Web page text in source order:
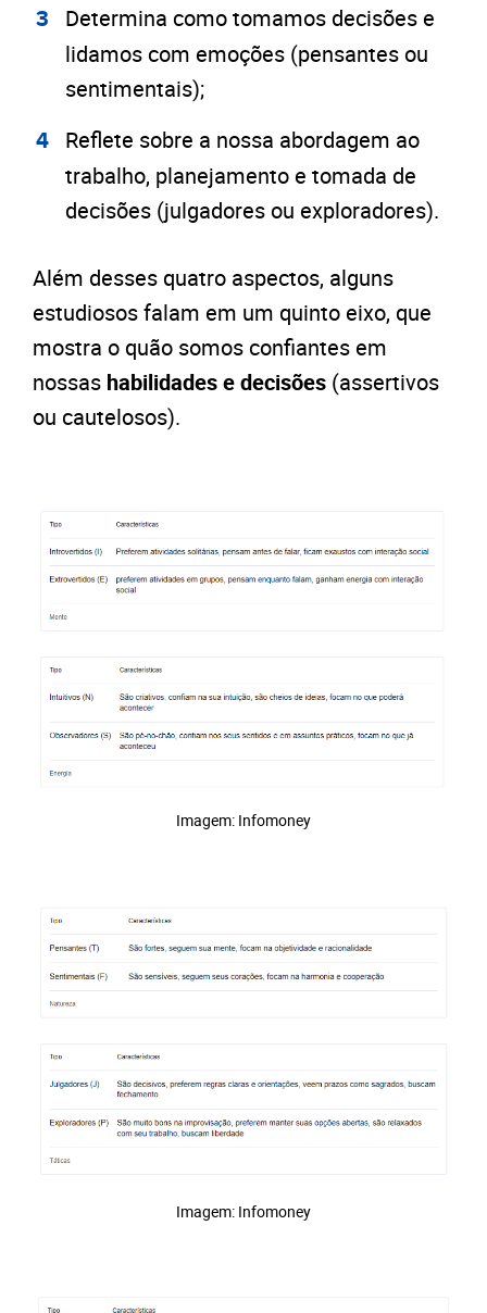
Determina como tomamos decisões e
lidamos com emoções (pensantes ou
sentimentais);
Reflete sobre a nossa abordagem ao
trabalho, planejamento e tomada de
decisões (julgadores ou exploradores).
Além desses quatro aspectos, alguns
estudiosos falam em um quinto eixo, que
mostra o quão somos confiantes em
nossas habilidades e decisões (assertivos
ou cautelosos).
Imagem: Infomoney
Imagem: Infomoney